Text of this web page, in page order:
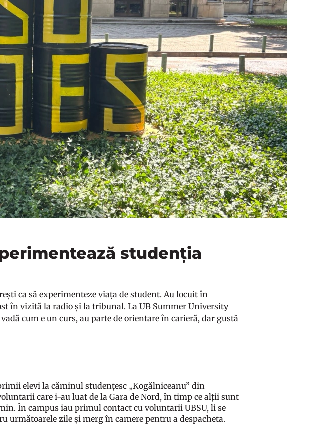
studenția
ca să experimenteze viața de student. Au locuit în
în vizită la radio și la tribunal. La UB Summer University
cum e un curs, au parte de orientare în carieră, dar gustă
elevi la căminul studențesc „Kogălniceanu” din
care i-au luat de la Gara de Nord, în timp ce alții sunt
În campus iau primul contact cu voluntarii UBSU, li se
următoarele zile și merg în camere pentru a despacheta.